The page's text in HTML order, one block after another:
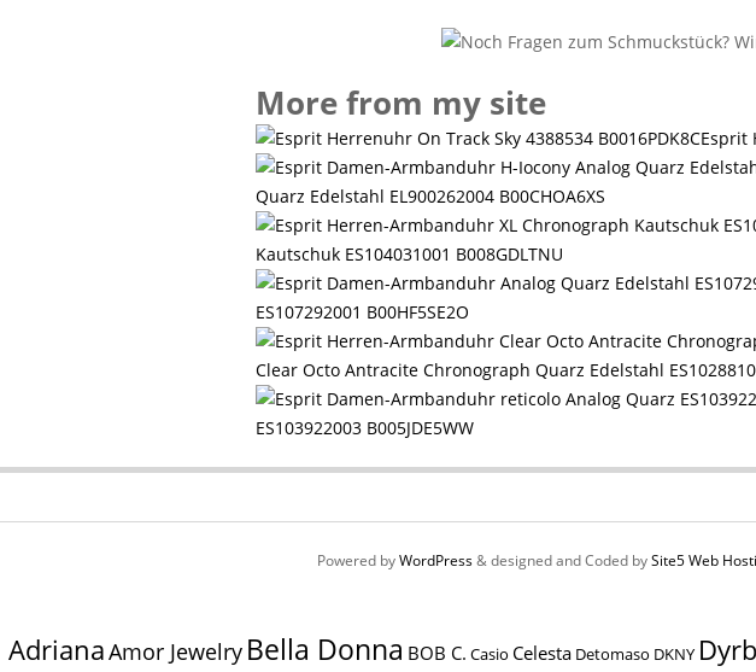
More from my site
Esprit
Quarz Edelstahl EL900262004 B00CHOA6XS
Kautschuk ES104031001 B008GDLTNU
ES107292001 B00HF5SE2O
Clear Octo Antracite Chronograph Quarz Edelstahl
ES103922003 B005JDE5WW
Powered byWordPress& designed and Coded bySite5 Web
AdrianaAmor Jewelry Bella Donna BOB C. Casio Celesta Detomaso DKNY